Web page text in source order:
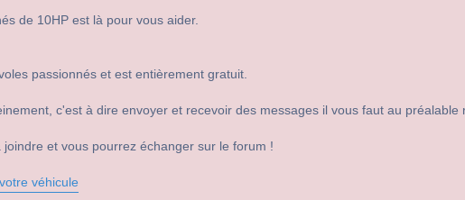
de 10HP est là pour vous aider.
passionnés et est entièrement gratuit.
c'est à dire envoyer et recevoir des messages il vous faut au préalable
et vous pourrez échanger sur le forum !
véhicule